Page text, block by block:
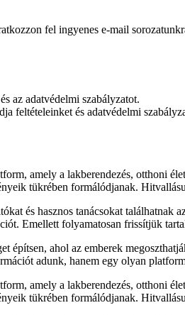
fel ingyenes e-mail
az adatvédelmi szabályzatot.
feltételeinket és adatvédelmi
amely a lakberendezés, otthoni
tükrében formálódjanak.
és hasznos tanácsokat
Emellett folyamatosan frissítjük
építsen, ahol az emberek
adunk, hanem egy olyan
amely a lakberendezés, otthoni
tükrében formálódjanak.